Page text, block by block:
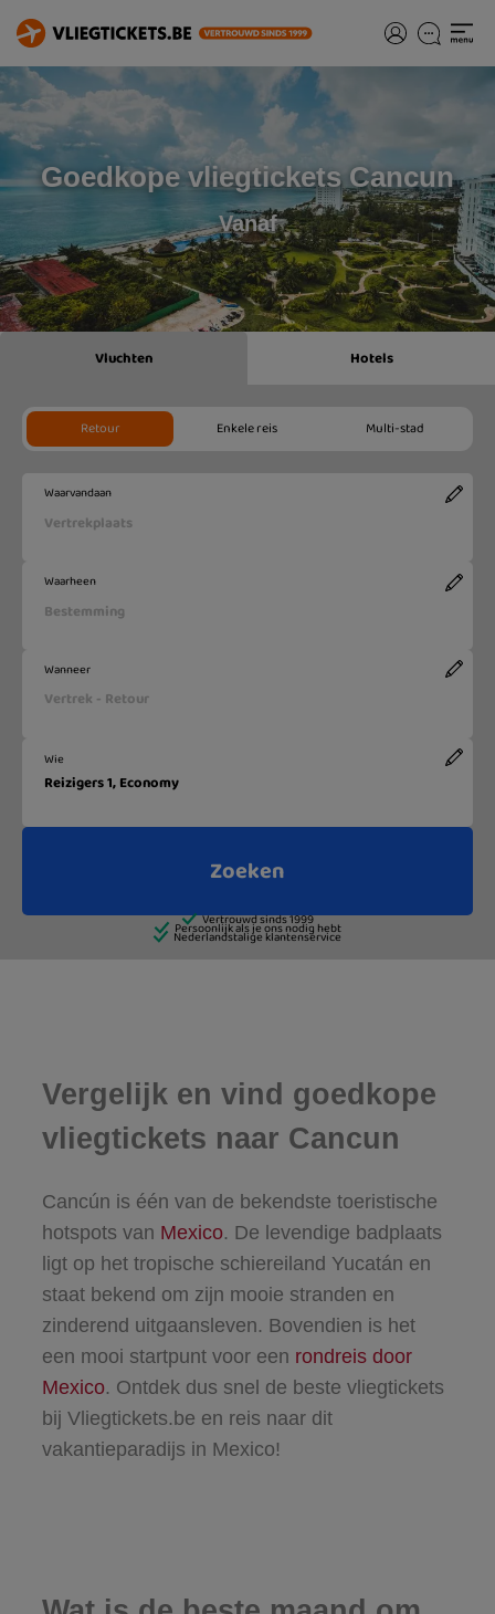
Goedkope vliegtickets Cancun
Vanaf
Vergelijk en vind goedkope
vliegtickets naar Cancun
Cancún is één van de bekendste toeristische
hotspots van Mexico. De levendige badplaats
ligt op het tropische schiereiland Yucatán en
staat bekend om zijn mooie stranden en
zinderend uitgaansleven. Bovendien is het
een mooi startpunt voor een rondreis door
Mexico. Ontdek dus snel de beste vliegtickets
bij Vliegtickets.be en reis naar dit
vakantieparadijs in Mexico!